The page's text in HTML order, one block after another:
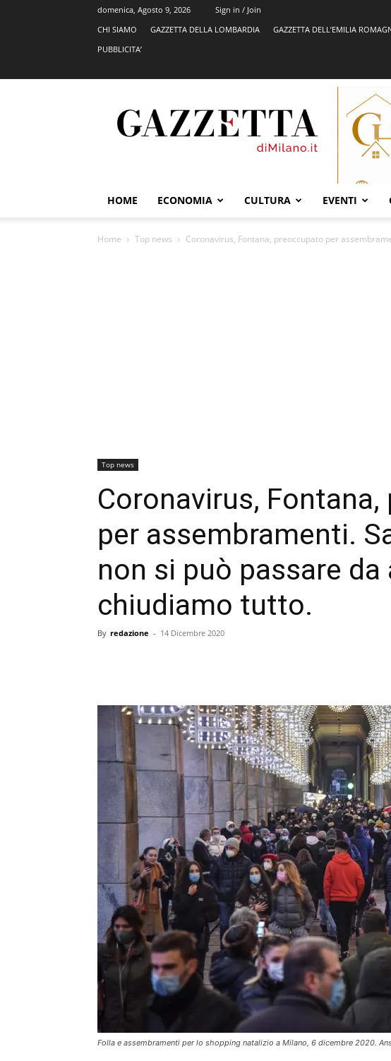
domenica, Agosto 9, 2026
Sign in / Join
CHI SIAMO
GAZZETTA DELLA LOMBARDIA GAZZETTA DELL’EMILIA
PUBBLICITA’
HOME ECONOMIA CULTURA EVENTI
Home Top news Coronavirus, Fontana, preoccupato per
Top news
Coronavirus,
per assembramenti.
non si può passare
chiudiamo tutto.
By redazione - 14 Dicembre 2020
Folla e assembramenti per lo shopping natalizio a Milano, 6 dicembre 2020.